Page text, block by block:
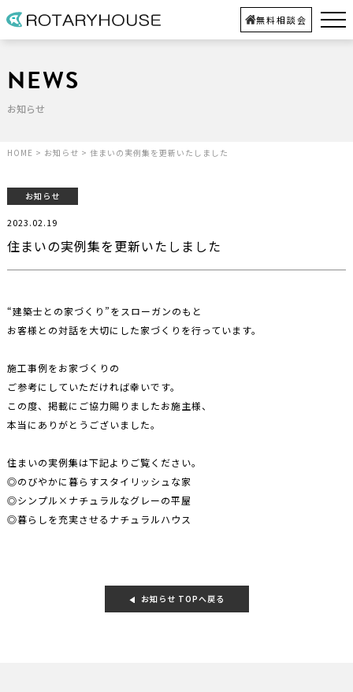
無料相談会
NEWS
お知らせ
HOME > お知らせ > 住まいの実例集を更新いたしました
お知らせ
住まいの実例集を更新いたしました
2023.02.19
“建築士との家づくり”をスローガンのもと
お客様との対話を大切にした家づくりを行っています。
施工事例をお家づくりの
ご参考にしていただければ幸いです。
この度、掲載にご協力賜りましたお施主様、
本当にありがとうございました。
住まいの実例集は下記よりご覧ください。
◎のびやかに暮らすスタイリッシュな家
◎シンプル×ナチュラルなグレーの平屋
◎暮らしを充実させるナチュラルハウス
お知らせ TOPへ戻る